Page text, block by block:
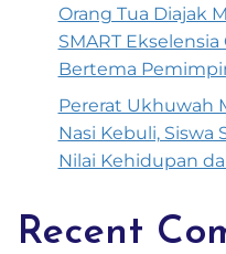
Orang Tua Diajak
SMART Ekselensia
Bertema
Pererat Ukhuwah
Nasi Kebuli, Siswa
Nilai Kehidupan
Recent